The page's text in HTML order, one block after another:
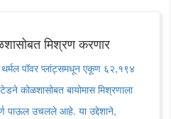
मिश्रण करणार
पॉवर प्लांट्समधून एकूण ६२,१९४
कोळशासोबत बायोमास मिश्रणाला
पाऊल उचलले आहे. या उद्देशाने,